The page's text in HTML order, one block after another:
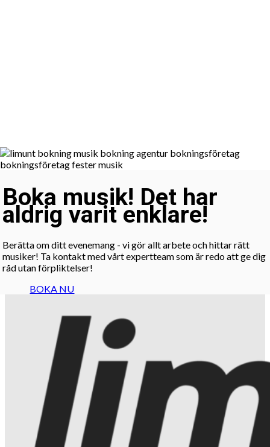
Boka musik! Det har
aldrig varit enklare!
Berätta om ditt evenemang - vi gör allt arbete och hittar rätt
musiker! Ta kontakt med vårt expertteam som är redo att ge dig
råd utan förpliktelser!
BOKA NU